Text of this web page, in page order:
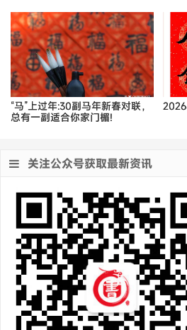
“马”上过年:30副马年新春对联，
总有一副适合你家门楣!
关注公众号获取最新资讯